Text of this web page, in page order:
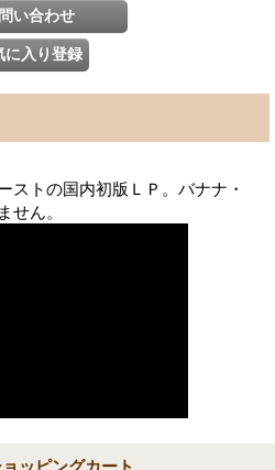
ストの国内初版ＬＰ。バナナ・
せん。
ッピングカート